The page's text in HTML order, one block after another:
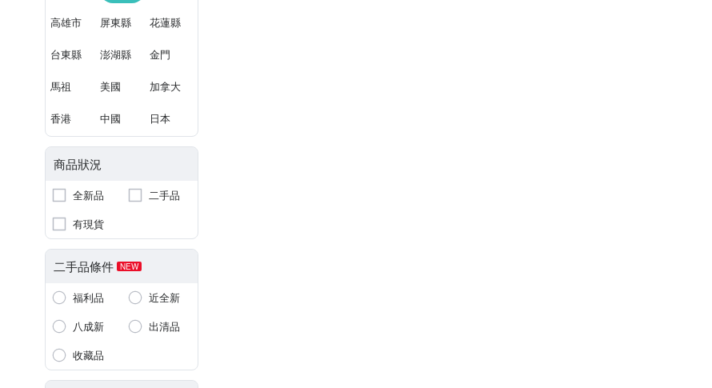
高雄市 屏東縣 花蓮縣
台東縣 澎湖縣 金門
馬祖 美國 加拿大
香港 中國 日本
商品狀況
全新品
二手品
有現貨
二手品條件 NEW
福利品
近全新
八成新
出清品
收藏品